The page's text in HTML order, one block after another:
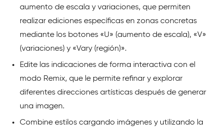
aumento de escala y variaciones, que permiten
realizar ediciones específicas en zonas concretas
mediante los botones «U» (aumento de escala), «V»
(variaciones) y «Vary (región)».
Edite las indicaciones de forma interactiva con el
modo Remix, que le permite refinar y explorar
diferentes direcciones artísticas después de generar
una imagen.
Combine estilos cargando imágenes y utilizando la